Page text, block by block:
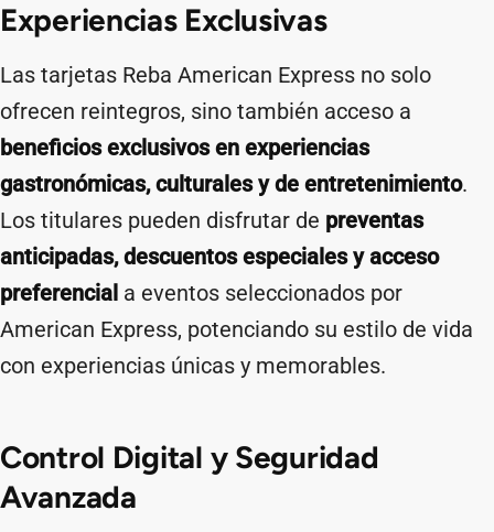
Experiencias Exclusivas
Las tarjetas Reba American Express no solo
ofrecen reintegros, sino también acceso a
beneficios exclusivos en experiencias
gastronómicas, culturales y de entretenimiento.
Los titulares pueden disfrutar de preventas
anticipadas, descuentos especiales y acceso
preferencial a eventos seleccionados por
American Express, potenciando su estilo de vida
con experiencias únicas y memorables.
Control Digital y Seguridad
Avanzada